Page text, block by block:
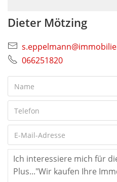
Dieter Mötzing
066251820